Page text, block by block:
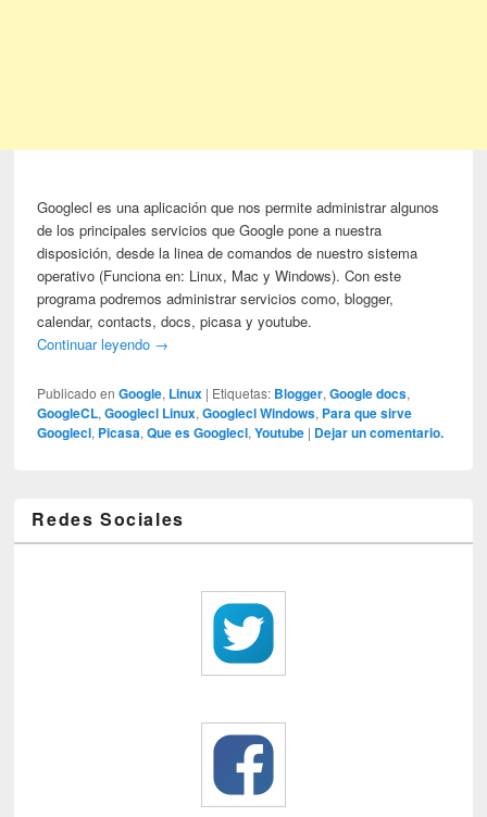
Googlecl es una aplicación que nos permite administrar algunos
de los principales servicios que Google pone a nuestra
disposición, desde la linea de comandos de nuestro sistema
operativo (Funciona en: Linux, Mac y Windows). Con este
programa podremos administrar servicios como, blogger,
calendar, contacts, docs, picasa y youtube.
Continuar leyendo →
Publicado en Google, Linux | Etiquetas: Blogger,Google docs,
GoogleCL,Googlecl Linux,Googlecl Windows, Para que sirve
Googlecl, Picasa,Que es Googlecl,Youtube | Dejar un comentario.
Redes Sociales